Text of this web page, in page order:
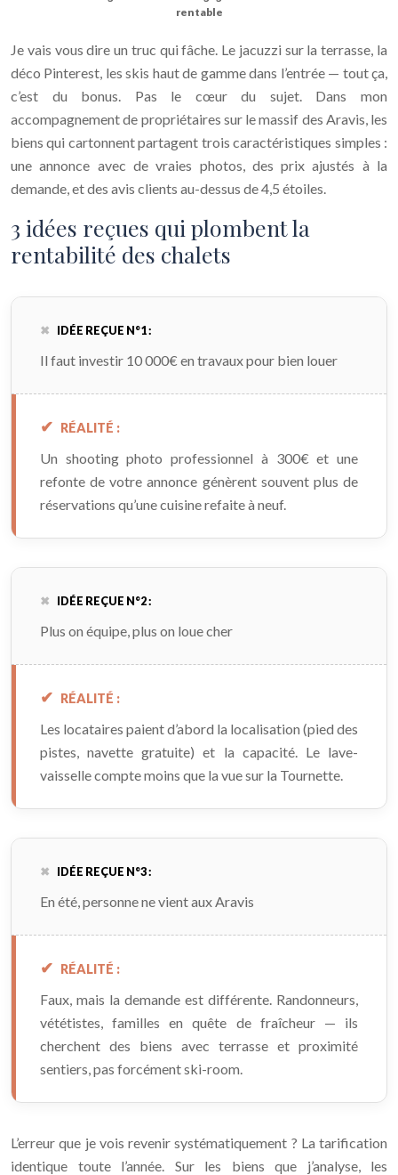
rentable
Je vais vous dire un truc qui fâche. Le jacuzzi sur la terrasse, la
déco Pinterest, les skis haut de gamme dans l’entrée — tout ça,
c’est du bonus. Pas le cœur du sujet. Dans mon
accompagnement de propriétaires sur lemassif des Aravis, les
biens qui cartonnent partagent trois caractéristiques simples :
une annonce avec de vraies photos, des prix ajustés à la
demande, et des avis clients au-dessus de 4,5 étoiles.
3 idées reçues qui plombent la
rentabilité des chalets
IDÉE REÇUE N°1 :
Il faut investir 10 000€ en travaux pour bien louer
RÉALITÉ :
Un shooting photo professionnel à 300€ et une
refonte de votre annonce génèrent souvent plus de
réservations qu’une cuisine refaite à neuf.
IDÉE REÇUE N°2 :
Plus on équipe, plus on loue cher
RÉALITÉ :
Les locataires paient d’abord la localisation (pied des
pistes, navette gratuite) et la capacité. Le lave-
vaisselle compte moins que la vue sur la Tournette.
IDÉE REÇUE N°3 :
En été, personne ne vient aux Aravis
RÉALITÉ :
Faux, mais la demande est différente. Randonneurs,
vététistes, familles en quête de fraîcheur — ils
cherchent des biens avec terrasse et proximité
sentiers, pas forcément ski-room.
L’erreur que je vois revenir systématiquement ? La tarification
identique toute l’année. Sur les biens que j’analyse, les